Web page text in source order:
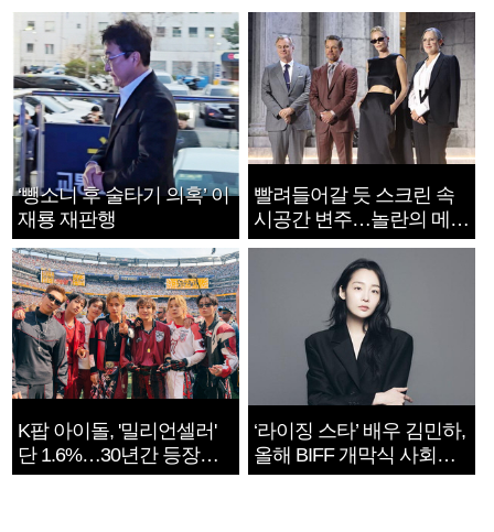
‘뺑소니 후 술타기 의혹’ 이
재룡 재판행
빨려들어갈 듯 스크린 속
시공간 변주…놀란의 메시
지는 ‘전쟁 속죄’
K팝 아이돌, '밀리언셀러'
단 1.6%…30년간 등장
1182개팀 전수조사
‘라이징 스타’ 배우 김민하,
올해 BIFF 개막식 사회자
확정